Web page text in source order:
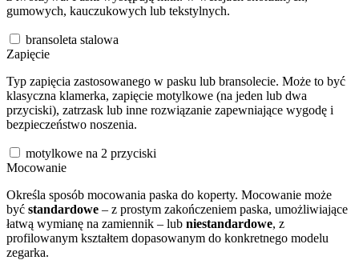
gumowych, kauczukowych lub tekstylnych.
bransoleta stalowa
Zapięcie
Typ zapięcia zastosowanego w pasku lub bransolecie. Może to być
klasyczna klamerka, zapięcie motylkowe (na jeden lub dwa
przyciski), zatrzask lub inne rozwiązanie zapewniające wygodę i
bezpieczeństwo noszenia.
motylkowe na 2 przyciski
Mocowanie
Określa sposób mocowania paska do koperty. Mocowanie może
być standardowe – z prostym zakończeniem paska, umożliwiające
łatwą wymianę na zamiennik – lub niestandardowe, z
profilowanym kształtem dopasowanym do konkretnego modelu
zegarka.